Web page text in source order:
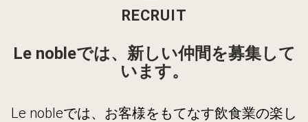
RECRUIT
Le nobleでは、新しい仲間を募集して
います。
Le nobleでは、お客様をもてなす飲食業の楽し